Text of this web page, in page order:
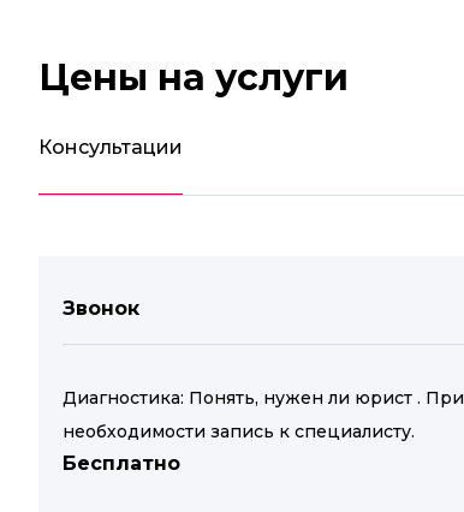
Цены на услуги
Консультации
Звонок
Диагностика: Понять, нужен ли юрист . При
необходимости запись к специалисту.
Бесплатно